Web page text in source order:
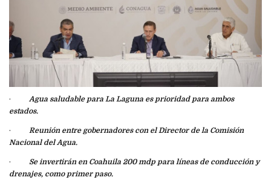
·
Agua saludable para La Laguna es prioridad para ambos
estados.
·
Reunión entre gobernadores con el Director de la Comisión
Nacional del Agua.
·
Se invertirán en Coahuila 200 mdp para líneas de conducción y
drenajes, como primer paso.